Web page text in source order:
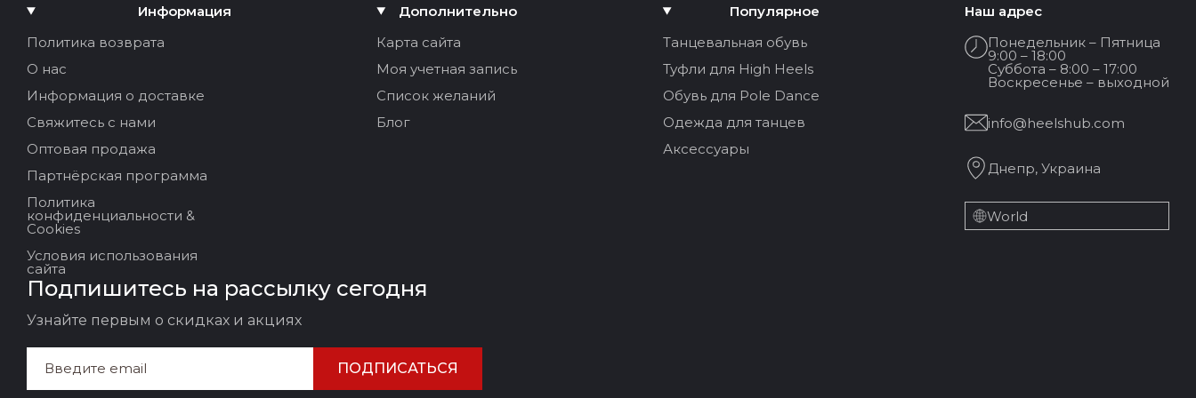
Ваше имя:
Ваш Email
Заголовок отзыва
Ваш отзыв:
Информация
Политика возврата
О нас
Информация о доставке
Свяжитесь с нами
Оптовая продажа
Партнёрская программа
Политика
конфиденциальности &
Cookies
Условия использования
сайта
Дополнительно
Карта сайта
Моя учетная запись
Список желаний
Блог
Популярное
Танцевальная обувь
Туфли для High Heels
Обувь для Pole Dance
Одежда для танцев
Аксессуары
Наш адрес
Понедельник – Пятница
9:00 – 18:00
Суббота – 8:00 – 17:00
Воскресенье – выходной
info@heelshub.com
Днепр, Украина
World
Подпишитесь на рассылку сегодня
Узнайте первым о скидках и акциях
ПОДПИСАТЬСЯ